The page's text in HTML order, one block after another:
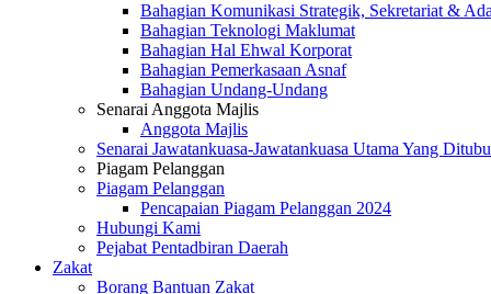
Bahagian Komunikasi Strategik, Sekretariat &
Bahagian Teknologi Maklumat
Bahagian Hal Ehwal Korporat
Bahagian Pemerkasaan Asnaf
Bahagian Undang-Undang
Senarai Anggota Majlis
Anggota Majlis
Senarai Jawatankuasa-Jawatankuasa Utama Yang
Piagam Pelanggan
Piagam Pelanggan
Pencapaian Piagam Pelanggan 2024
Hubungi Kami
Pejabat Pentadbiran Daerah
Zakat
Borang Bantuan Zakat